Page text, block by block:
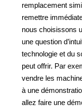
remplacement
remettre
nous choisissons
une question
technologie et du
peut offrir. Par
vendre les
à une
allez faire une